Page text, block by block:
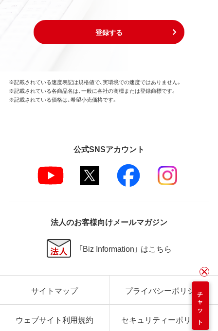
登録する
チャット
※記載されている速度表記は規格値で、実環境での速度ではありません。
※記載されている各商品名は、一般に各社の商標または登録商標です。
※記載されている価格は、希望小売価格です。
公式SNSアカウント
法人のお客様向けメールマガジン
「Biz Information」 はこちら
サイトマップ プライバシーポリシー
ウェブサイト利用規約 セキュリティーポリシー